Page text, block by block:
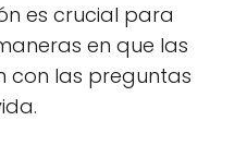
es crucial para
en que las
con las preguntas